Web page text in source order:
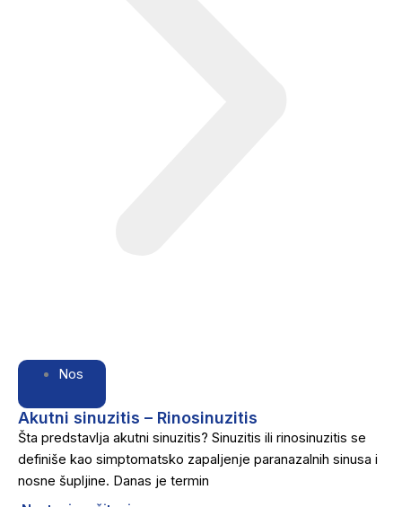
Nos
Akutni sinuzitis – Rinosinuzitis
Šta predstavlja akutni sinuzitis? Sinuzitis ili rinosinuzitis se
definiše kao simptomatsko zapaljenje paranazalnih sinusa i
nosne šupljine. Danas je termin